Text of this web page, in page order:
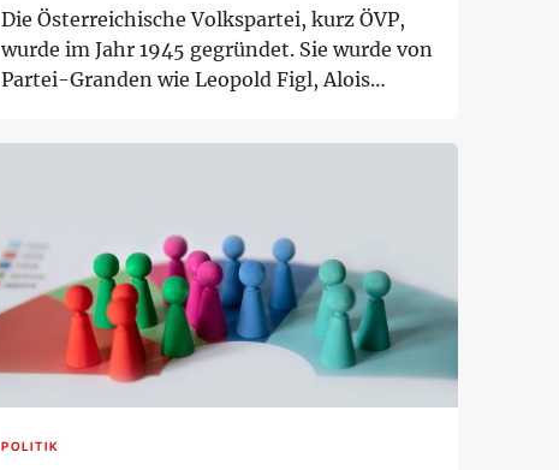
Die Österreichische Volkspartei, kurz ÖVP,
wurde im Jahr 1945 gegründet. Sie wurde von
Partei-Granden wie Leopold Figl, Alois
POLITIK